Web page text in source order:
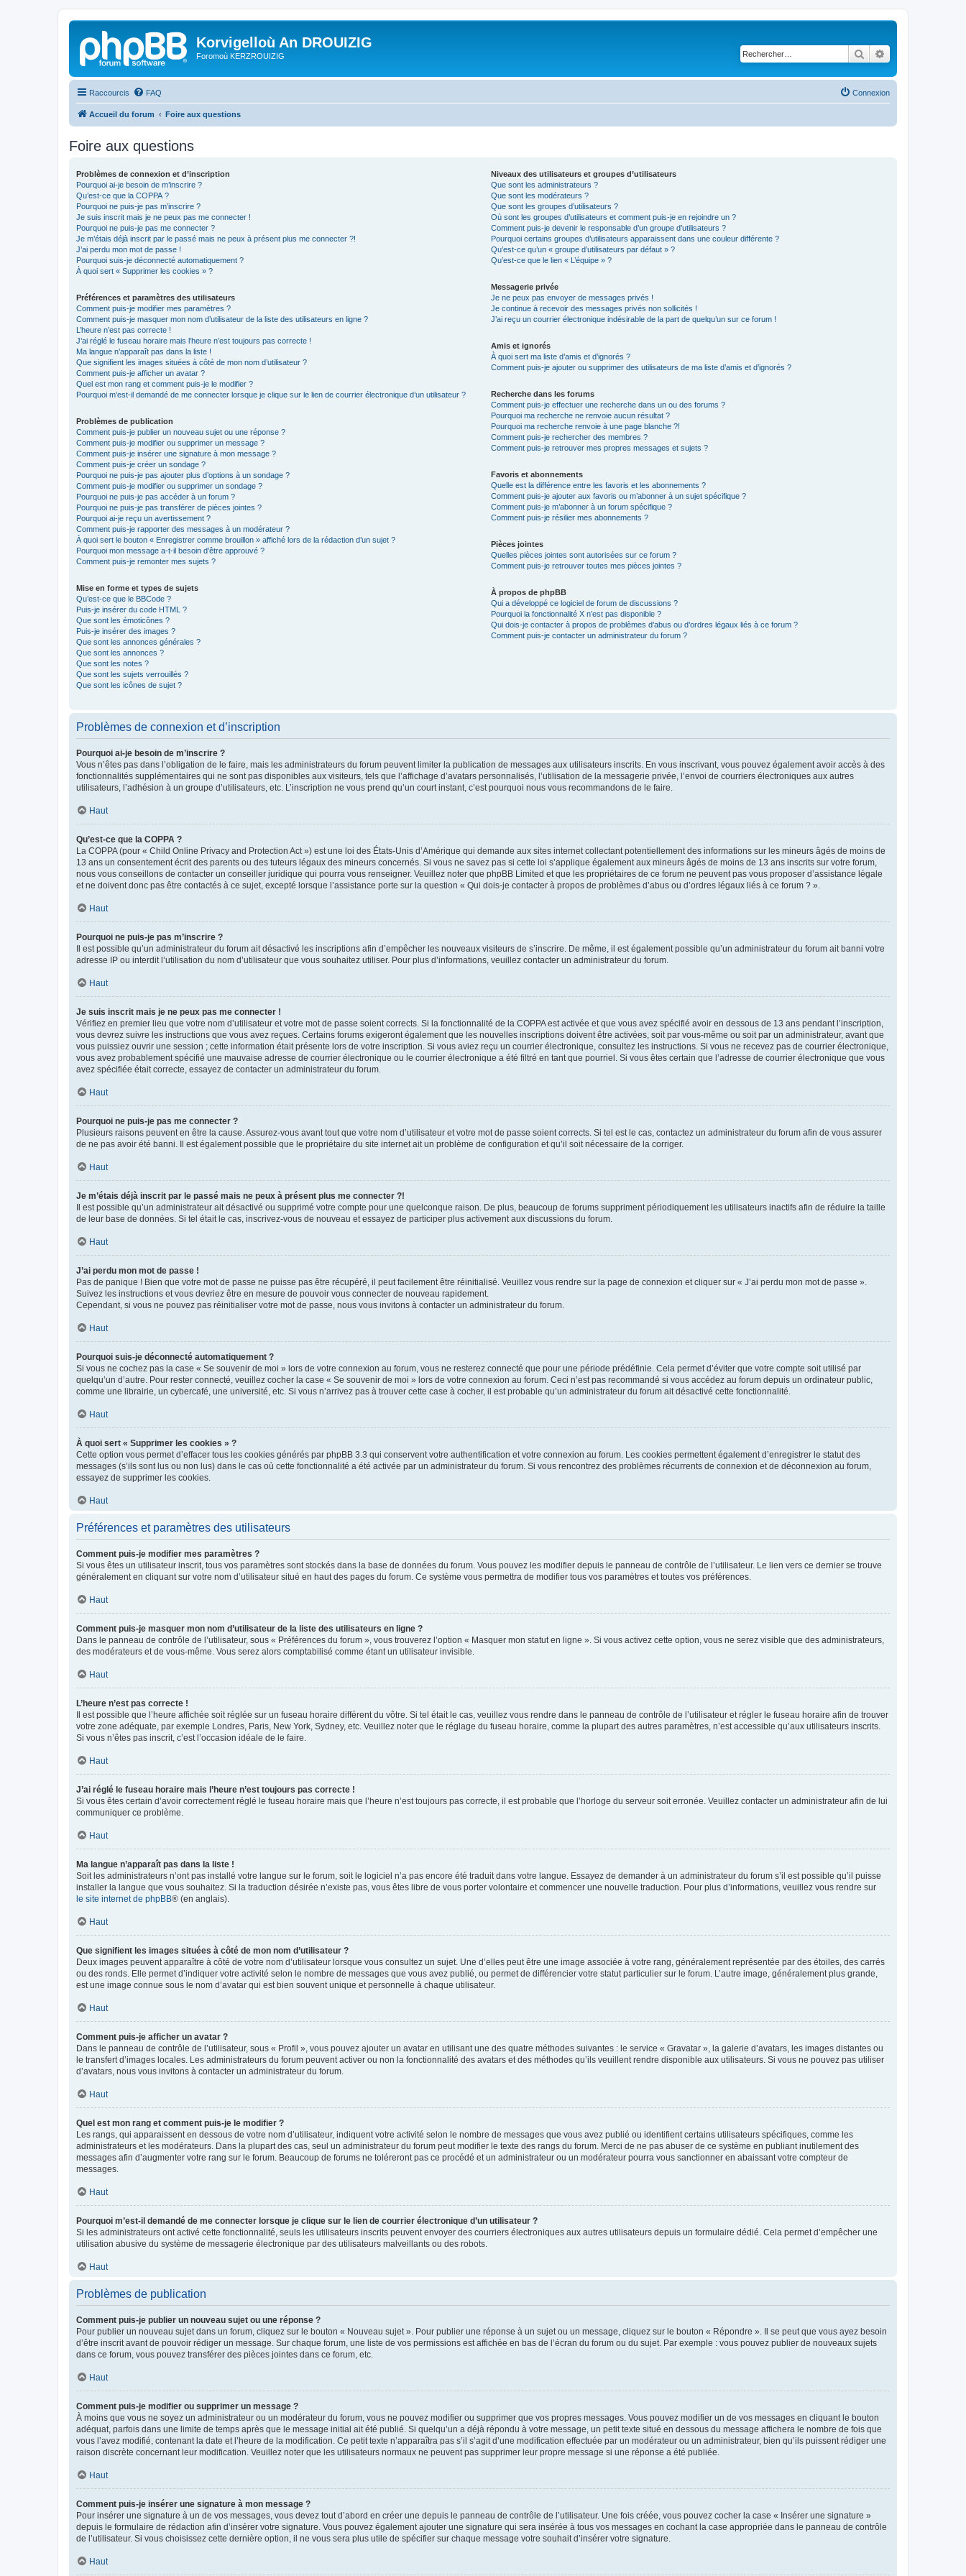
Korvigelloù An DROUIZIG
Foromoù KERZROUIZIG Rechercher
Raccourcis FAQ Connexion
Accueil du forum Foire aux questions
Foire aux questions
Problèmes de connexion et d’inscription
Pourquoi ai-je besoin de m’inscrire ?
Qu’est-ce que la COPPA ?
Pourquoi ne puis-je pas m’inscrire ?
Je suis inscrit mais je ne peux pas me connecter !
Pourquoi ne puis-je pas me connecter ?
Je m’étais déjà inscrit par le passé mais ne peux à présent plus me connecter ?!
J’ai perdu mon mot de passe !
Pourquoi suis-je déconnecté automatiquement ?
À quoi sert « Supprimer les cookies » ?
Préférences et paramètres des utilisateurs
Comment puis-je modifier mes paramètres ?
Comment puis-je masquer mon nom d’utilisateur de la liste des utilisateurs en ligne ?
L’heure n’est pas correcte !
J’ai réglé le fuseau horaire mais l’heure n’est toujours pas correcte !
Ma langue n’apparaît pas dans la liste !
Que signifient les images situées à côté de mon nom d’utilisateur ?
Comment puis-je afficher un avatar ?
Quel est mon rang et comment puis-je le modifier ?
Pourquoi m’est-il demandé de me connecter lorsque je clique sur le lien de courrier électronique d’un utilisateur ?
Problèmes de publication
Comment puis-je publier un nouveau sujet ou une réponse ?
Comment puis-je modifier ou supprimer un message ?
Comment puis-je insérer une signature à mon message ?
Comment puis-je créer un sondage ?
Pourquoi ne puis-je pas ajouter plus d’options à un sondage ?
Comment puis-je modifier ou supprimer un sondage ?
Pourquoi ne puis-je pas accéder à un forum ?
Pourquoi ne puis-je pas transférer de pièces jointes ?
Pourquoi ai-je reçu un avertissement ?
Comment puis-je rapporter des messages à un modérateur ?
À quoi sert le bouton « Enregistrer comme brouillon » affiché lors de la rédaction d’un sujet ?
Pourquoi mon message a-t-il besoin d’être approuvé ?
Comment puis-je remonter mes sujets ?
Mise en forme et types de sujets
Qu’est-ce que le BBCode ?
Puis-je insérer du code HTML ?
Que sont les émoticônes ?
Puis-je insérer des images ?
Que sont les annonces générales ?
Que sont les annonces ?
Que sont les notes ?
Que sont les sujets verrouillés ?
Que sont les icônes de sujet ?
Niveaux des utilisateurs et groupes d’utilisateurs
Que sont les administrateurs ?
Que sont les modérateurs ?
Que sont les groupes d’utilisateurs ?
Où sont les groupes d’utilisateurs et comment puis-je en rejoindre un ?
Comment puis-je devenir le responsable d’un groupe d’utilisateurs ?
Pourquoi certains groupes d’utilisateurs apparaissent dans une couleur différente ?
Qu’est-ce qu’un « groupe d’utilisateurs par défaut » ?
Qu’est-ce que le lien « L’équipe » ?
Messagerie privée
Je ne peux pas envoyer de messages privés !
Je continue à recevoir des messages privés non sollicités !
J’ai reçu un courrier électronique indésirable de la part de quelqu’un sur ce forum !
Amis et ignorés
À quoi sert ma liste d’amis et d’ignorés ?
Comment puis-je ajouter ou supprimer des utilisateurs de ma liste d’amis et d’ignorés ?
Recherche dans les forums
Comment puis-je effectuer une recherche dans un ou des forums ?
Pourquoi ma recherche ne renvoie aucun résultat ?
Pourquoi ma recherche renvoie à une page blanche ?!
Comment puis-je rechercher des membres ?
Comment puis-je retrouver mes propres messages et sujets ?
Favoris et abonnements
Quelle est la différence entre les favoris et les abonnements ?
Comment puis-je ajouter aux favoris ou m’abonner à un sujet spécifique ?
Comment puis-je m’abonner à un forum spécifique ?
Comment puis-je résilier mes abonnements ?
Pièces jointes
Quelles pièces jointes sont autorisées sur ce forum ?
Comment puis-je retrouver toutes mes pièces jointes ?
À propos de phpBB
Qui a développé ce logiciel de forum de discussions ?
Pourquoi la fonctionnalité X n’est pas disponible ?
Qui dois-je contacter à propos de problèmes d’abus ou d’ordres légaux liés à ce forum ?
Comment puis-je contacter un administrateur du forum ?
Problèmes de connexion et d’inscription
Pourquoi ai-je besoin de m’inscrire ?
Vous n’êtes pas dans l’obligation de le faire, mais les administrateurs du forum peuvent limiter la publication de messages aux utilisateurs inscrits. En vous inscrivant, vous pouvez également avoir accès à des
fonctionnalités supplémentaires qui ne sont pas disponibles aux visiteurs, tels que l’affichage d’avatars personnalisés, l’utilisation de la messagerie privée, l’envoi de courriers électroniques aux autres
utilisateurs, l’adhésion à un groupe d’utilisateurs, etc. L’inscription ne vous prend qu’un court instant, c’est pourquoi nous vous recommandons de le faire.
Haut
Qu’est-ce que la COPPA ?
La COPPA (pour « Child Online Privacy and Protection Act ») est une loi des États-Unis d’Amérique qui demande aux sites internet collectant potentiellement des informations sur les mineurs âgés de moins de
13 ans un consentement écrit des parents ou des tuteurs légaux des mineurs concernés. Si vous ne savez pas si cette loi s’applique également aux mineurs âgés de moins de 13 ans inscrits sur votre forum,
nous vous conseillons de contacter un conseiller juridique qui pourra vous renseigner. Veuillez noter que phpBB Limited et que les propriétaires de ce forum ne peuvent pas vous proposer d’assistance légale
et ne doivent donc pas être contactés à ce sujet, excepté lorsque l’assistance porte sur la question « Qui dois-je contacter à propos de problèmes d’abus ou d’ordres légaux liés à ce forum ? ».
Haut
Pourquoi ne puis-je pas m’inscrire ?
Il est possible qu’un administrateur du forum ait désactivé les inscriptions afin d’empêcher les nouveaux visiteurs de s’inscrire. De même, il est également possible qu’un administrateur du forum ait banni votre
adresse IP ou interdit l’utilisation du nom d’utilisateur que vous souhaitez utiliser. Pour plus d’informations, veuillez contacter un administrateur du forum.
Haut
Je suis inscrit mais je ne peux pas me connecter !
Vérifiez en premier lieu que votre nom d’utilisateur et votre mot de passe soient corrects. Si la fonctionnalité de la COPPA est activée et que vous avez spécifié avoir en dessous de 13 ans pendant l’inscription,
vous devrez suivre les instructions que vous avez reçues. Certains forums exigeront également que les nouvelles inscriptions doivent être activées, soit par vous-même ou soit par un administrateur, avant que
vous puissiez ouvrir une session ; cette information était présente lors de votre inscription. Si vous aviez reçu un courrier électronique, consultez les instructions. Si vous ne recevez pas de courrier électronique,
vous avez probablement spécifié une mauvaise adresse de courrier électronique ou le courrier électronique a été filtré en tant que pourriel. Si vous êtes certain que l’adresse de courrier électronique que vous
avez spécifiée était correcte, essayez de contacter un administrateur du forum.
Haut
Pourquoi ne puis-je pas me connecter ?
Plusieurs raisons peuvent en être la cause. Assurez-vous avant tout que votre nom d’utilisateur et votre mot de passe soient corrects. Si tel est le cas, contactez un administrateur du forum afin de vous assurer
de ne pas avoir été banni. Il est également possible que le propriétaire du site internet ait un problème de configuration et qu’il soit nécessaire de la corriger.
Haut
Je m’étais déjà inscrit par le passé mais ne peux à présent plus me connecter ?!
Il est possible qu’un administrateur ait désactivé ou supprimé votre compte pour une quelconque raison. De plus, beaucoup de forums suppriment périodiquement les utilisateurs inactifs afin de réduire la taille
de leur base de données. Si tel était le cas, inscrivez-vous de nouveau et essayez de participer plus activement aux discussions du forum.
Haut
J’ai perdu mon mot de passe !
Pas de panique ! Bien que votre mot de passe ne puisse pas être récupéré, il peut facilement être réinitialisé. Veuillez vous rendre sur la page de connexion et cliquer sur « J’ai perdu mon mot de passe ».
Suivez les instructions et vous devriez être en mesure de pouvoir vous connecter de nouveau rapidement.
Cependant, si vous ne pouvez pas réinitialiser votre mot de passe, nous vous invitons à contacter un administrateur du forum.
Haut
Pourquoi suis-je déconnecté automatiquement ?
Si vous ne cochez pas la case « Se souvenir de moi » lors de votre connexion au forum, vous ne resterez connecté que pour une période prédéfinie. Cela permet d’éviter que votre compte soit utilisé par
quelqu’un d’autre. Pour rester connecté, veuillez cocher la case « Se souvenir de moi » lors de votre connexion au forum. Ceci n’est pas recommandé si vous accédez au forum depuis un ordinateur public,
comme une librairie, un cybercafé, une université, etc. Si vous n’arrivez pas à trouver cette case à cocher, il est probable qu’un administrateur du forum ait désactivé cette fonctionnalité.
Haut
À quoi sert « Supprimer les cookies » ?
Cette option vous permet d’effacer tous les cookies générés par phpBB 3.3 qui conservent votre authentification et votre connexion au forum. Les cookies permettent également d’enregistrer le statut des
messages (s’ils sont lus ou non lus) dans le cas où cette fonctionnalité a été activée par un administrateur du forum. Si vous rencontrez des problèmes récurrents de connexion et de déconnexion au forum,
essayez de supprimer les cookies.
Haut
Préférences et paramètres des utilisateurs
Comment puis-je modifier mes paramètres ?
Si vous êtes un utilisateur inscrit, tous vos paramètres sont stockés dans la base de données du forum. Vous pouvez les modifier depuis le panneau de contrôle de l’utilisateur. Le lien vers ce dernier se trouve
généralement en cliquant sur votre nom d’utilisateur situé en haut des pages du forum. Ce système vous permettra de modifier tous vos paramètres et toutes vos préférences.
Haut
Comment puis-je masquer mon nom d’utilisateur de la liste des utilisateurs en ligne ?
Dans le panneau de contrôle de l’utilisateur, sous « Préférences du forum », vous trouverez l’option « Masquer mon statut en ligne ». Si vous activez cette option, vous ne serez visible que des administrateurs,
des modérateurs et de vous-même. Vous serez alors comptabilisé comme étant un utilisateur invisible.
Haut
L’heure n’est pas correcte !
Il est possible que l’heure affichée soit réglée sur un fuseau horaire différent du vôtre. Si tel était le cas, veuillez vous rendre dans le panneau de contrôle de l’utilisateur et régler le fuseau horaire afin de trouver
votre zone adéquate, par exemple Londres, Paris, New York, Sydney, etc. Veuillez noter que le réglage du fuseau horaire, comme la plupart des autres paramètres, n’est accessible qu’aux utilisateurs inscrits.
Si vous n’êtes pas inscrit, c’est l’occasion idéale de le faire.
Haut
J’ai réglé le fuseau horaire mais l’heure n’est toujours pas correcte !
Si vous êtes certain d’avoir correctement réglé le fuseau horaire mais que l’heure n’est toujours pas correcte, il est probable que l’horloge du serveur soit erronée. Veuillez contacter un administrateur afin de lui
communiquer ce problème.
Haut
Ma langue n’apparaît pas dans la liste !
Soit les administrateurs n’ont pas installé votre langue sur le forum, soit le logiciel n’a pas encore été traduit dans votre langue. Essayez de demander à un administrateur du forum s’il est possible qu’il puisse
installer la langue que vous souhaitez. Si la traduction désirée n’existe pas, vous êtes libre de vous porter volontaire et commencer une nouvelle traduction. Pour plus d’informations, veuillez vous rendre sur
le site internet de phpBB® (en anglais).
Haut
Que signifient les images situées à côté de mon nom d’utilisateur ?
Deux images peuvent apparaître à côté de votre nom d’utilisateur lorsque vous consultez un sujet. Une d’elles peut être une image associée à votre rang, généralement représentée par des étoiles, des carrés
ou des ronds. Elle permet d’indiquer votre activité selon le nombre de messages que vous avez publié, ou permet de différencier votre statut particulier sur le forum. L’autre image, généralement plus grande,
est une image connue sous le nom d’avatar qui est bien souvent unique et personnelle à chaque utilisateur.
Haut
Comment puis-je afficher un avatar ?
Dans le panneau de contrôle de l’utilisateur, sous « Profil », vous pouvez ajouter un avatar en utilisant une des quatre méthodes suivantes : le service « Gravatar », la galerie d’avatars, les images distantes ou
le transfert d’images locales. Les administrateurs du forum peuvent activer ou non la fonctionnalité des avatars et des méthodes qu’ils veuillent rendre disponible aux utilisateurs. Si vous ne pouvez pas utiliser
d’avatars, nous vous invitons à contacter un administrateur du forum.
Haut
Quel est mon rang et comment puis-je le modifier ?
Les rangs, qui apparaissent en dessous de votre nom d’utilisateur, indiquent votre activité selon le nombre de messages que vous avez publié ou identifient certains utilisateurs spécifiques, comme les
administrateurs et les modérateurs. Dans la plupart des cas, seul un administrateur du forum peut modifier le texte des rangs du forum. Merci de ne pas abuser de ce système en publiant inutilement des
messages afin d’augmenter votre rang sur le forum. Beaucoup de forums ne toléreront pas ce procédé et un administrateur ou un modérateur pourra vous sanctionner en abaissant votre compteur de
messages.
Haut
Pourquoi m’est-il demandé de me connecter lorsque je clique sur le lien de courrier électronique d’un utilisateur ?
Si les administrateurs ont activé cette fonctionnalité, seuls les utilisateurs inscrits peuvent envoyer des courriers électroniques aux autres utilisateurs depuis un formulaire dédié. Cela permet d’empêcher une
utilisation abusive du système de messagerie électronique par des utilisateurs malveillants ou des robots.
Haut
Problèmes de publication
Comment puis-je publier un nouveau sujet ou une réponse ?
Pour publier un nouveau sujet dans un forum, cliquez sur le bouton « Nouveau sujet ». Pour publier une réponse à un sujet ou un message, cliquez sur le bouton « Répondre ». Il se peut que vous ayez besoin
d’être inscrit avant de pouvoir rédiger un message. Sur chaque forum, une liste de vos permissions est affichée en bas de l’écran du forum ou du sujet. Par exemple : vous pouvez publier de nouveaux sujets
dans ce forum, vous pouvez transférer des pièces jointes dans ce forum, etc.
Haut
Comment puis-je modifier ou supprimer un message ?
À moins que vous ne soyez un administrateur ou un modérateur du forum, vous ne pouvez modifier ou supprimer que vos propres messages. Vous pouvez modifier un de vos messages en cliquant le bouton
adéquat, parfois dans une limite de temps après que le message initial ait été publié. Si quelqu’un a déjà répondu à votre message, un petit texte situé en dessous du message affichera le nombre de fois que
vous l’avez modifié, contenant la date et l’heure de la modification. Ce petit texte n’apparaîtra pas s’il s’agit d’une modification effectuée par un modérateur ou un administrateur, bien qu’ils puissent rédiger une
raison discrète concernant leur modification. Veuillez noter que les utilisateurs normaux ne peuvent pas supprimer leur propre message si une réponse a été publiée.
Haut
Comment puis-je insérer une signature à mon message ?
Pour insérer une signature à un de vos messages, vous devez tout d’abord en créer une depuis le panneau de contrôle de l’utilisateur. Une fois créée, vous pouvez cocher la case « Insérer une signature »
depuis le formulaire de rédaction afin d’insérer votre signature. Vous pouvez également ajouter une signature qui sera insérée à tous vos messages en cochant la case appropriée dans le panneau de contrôle
de l’utilisateur. Si vous choisissez cette dernière option, il ne vous sera plus utile de spécifier sur chaque message votre souhait d’insérer votre signature.
Haut